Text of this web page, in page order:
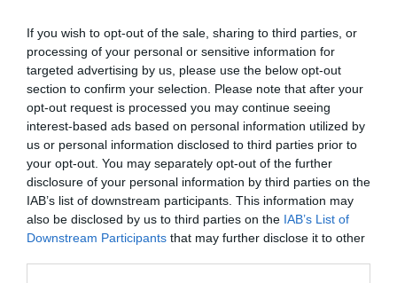
If you wish to opt-out of the sale, sharing to third parties, or
processing of your personal or sensitive information for
targeted advertising by us, please use the below opt-out
section to confirm your selection. Please note that after your
opt-out request is processed you may continue seeing
interest-based ads based on personal information utilized by
us or personal information disclosed to third parties prior to
your opt-out. You may separately opt-out of the further
disclosure of your personal information by third parties on the
IAB’s list of downstream participants. This information may
also be disclosed by us to third parties on the IAB’s List of
Downstream Participants that may further disclose it to other
Γιορτάζοντας το μήνα της γυναίκας,
αφηγούμαστε μία ξεχωριστή ιστορία μόδας με